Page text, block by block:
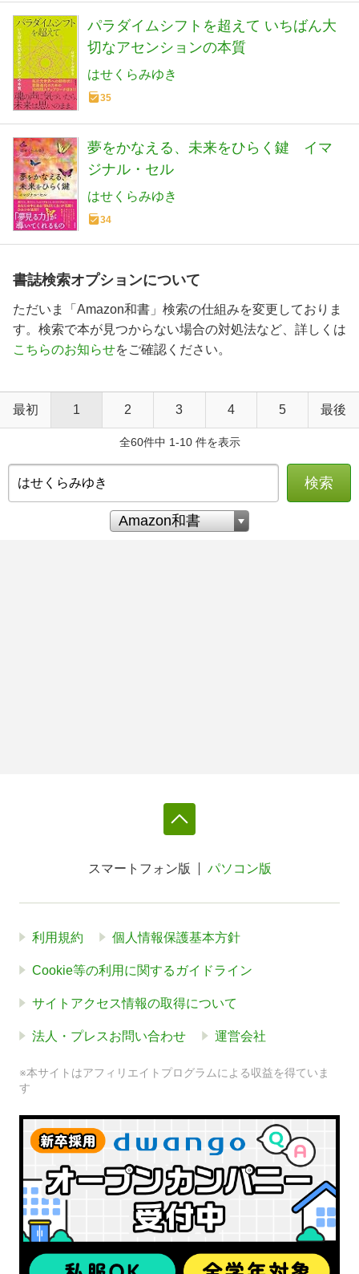
パラダイムシフトを超えて いちばん大
切なアセンションの本質
はせくらみゆき
35
夢をかなえる、未来をひらく鍵 イマ
ジナル・セル
はせくらみゆき
34
書誌検索オプションについて
ただいま「Amazon和書」検索の仕組みを変更しておりま
す。検索で本が見つからない場合の対処法など、詳しくは
こちらのお知らせをご確認ください。
最初 1 2 3 4 5 最後
全60件中 1-10 件を表示
検索
スマートフォン版 パソコン版
利用規約 個人情報保護基本方針
Cookie等の利用に関するガイドライン
サイトアクセス情報の取得について
法人・プレスお問い合わせ 運営会社
※本サイトはアフィリエイトプログラムによる収益を得ていま
す